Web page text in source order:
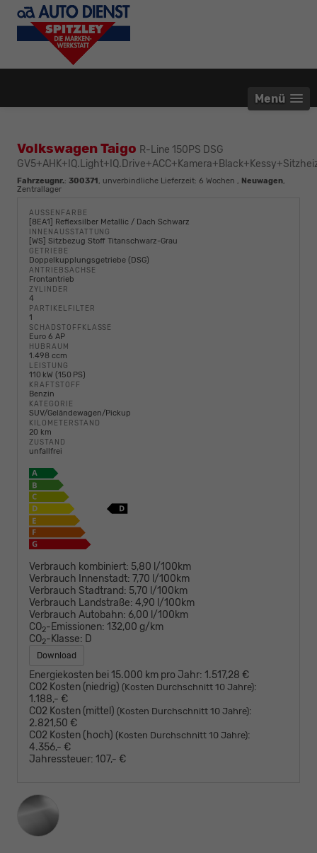
Menü
Volkswagen Taigo R-Line 150PS DSG
Fahrzeugnr.: 300371, unverbindliche Lieferzeit: 6 Wochen , Neuwagen,
Zentrallager
AUSSENFARBE
[8EA1] Reflexsilber Metallic / Dach Schwarz
INNENAUSSTATTUNG
[WS] Sitzbezug Stoff Titanschwarz-Grau
GETRIEBE
Doppelkupplungsgetriebe (DSG)
ANTRIEBSACHSE
Frontantrieb
ZYLINDER
4
PARTIKELFILTER
1
SCHADSTOFFKLASSE
Euro 6 AP
HUBRAUM
1.498 ccm
LEISTUNG
110 kW (150 PS)
KRAFTSTOFF
Benzin
KATEGORIE
SUV/Geländewagen/Pickup
KILOMETERSTAND
20 km
ZUSTAND
unfallfrei
Verbrauch kombiniert: 5,80 l/100km
Verbrauch Innenstadt: 7,70 l/100km
Verbrauch Stadtrand: 5,70 l/100km
Verbrauch Landstraße: 4,90 l/100km
Verbrauch Autobahn: 6,00 l/100km
CO2-Emissionen: 132,00 g/km
CO2-Klasse: D
Download
Energiekosten bei 15.000 km pro Jahr: 1.517,28 €
CO2 Kosten (niedrig) (Kosten Durchschnitt 10 Jahre):
1.188,- €
CO2 Kosten (mittel) (Kosten Durchschnitt 10 Jahre):
2.821,50 €
CO2 Kosten (hoch) (Kosten Durchschnitt 10 Jahre):
4.356,- €
Jahressteuer: 107,- €